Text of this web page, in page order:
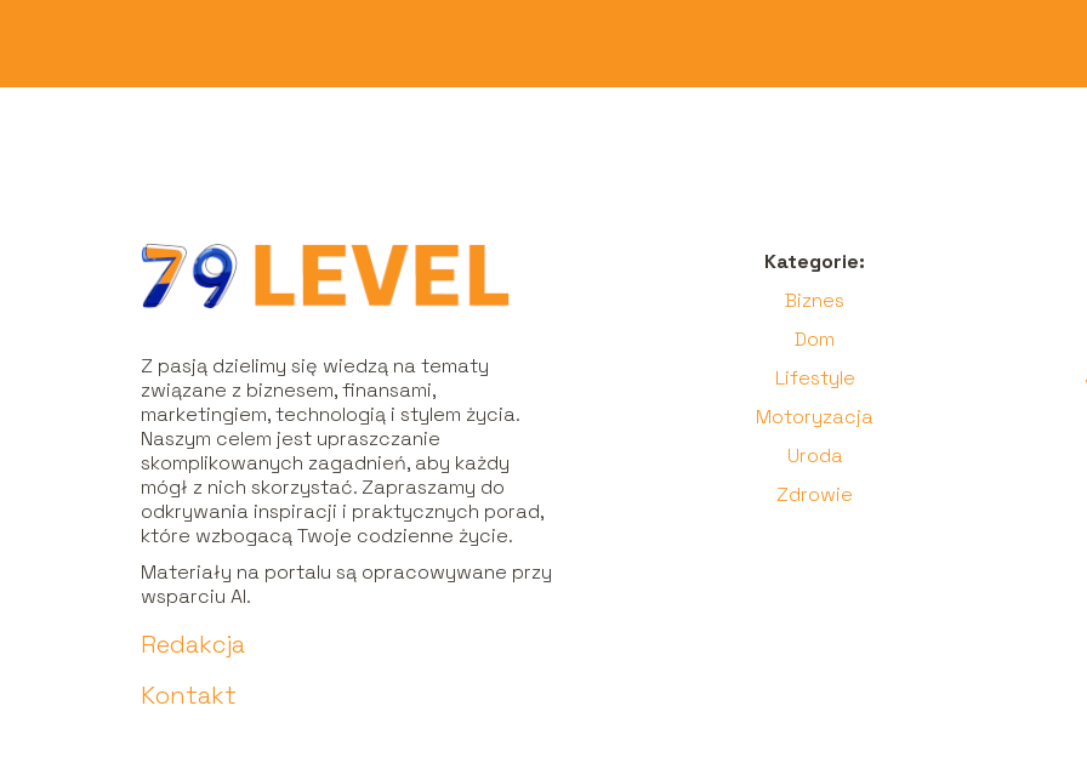
Z pasją dzielimy się wiedzą na tematy
związane z biznesem, finansami,
marketingiem, technologią i stylem życia.
Naszym celem jest upraszczanie
skomplikowanych zagadnień, aby każdy
mógł z nich skorzystać. Zapraszamy do
odkrywania inspiracji i praktycznych porad,
które wzbogacą Twoje codzienne życie.
Materiały na portalu są opracowywane przy
wsparciu AI.
Redakcja
Kontakt
Kategorie:
Biznes
Dom
Lifestyle
Motoryzacja
Uroda
Zdrowie